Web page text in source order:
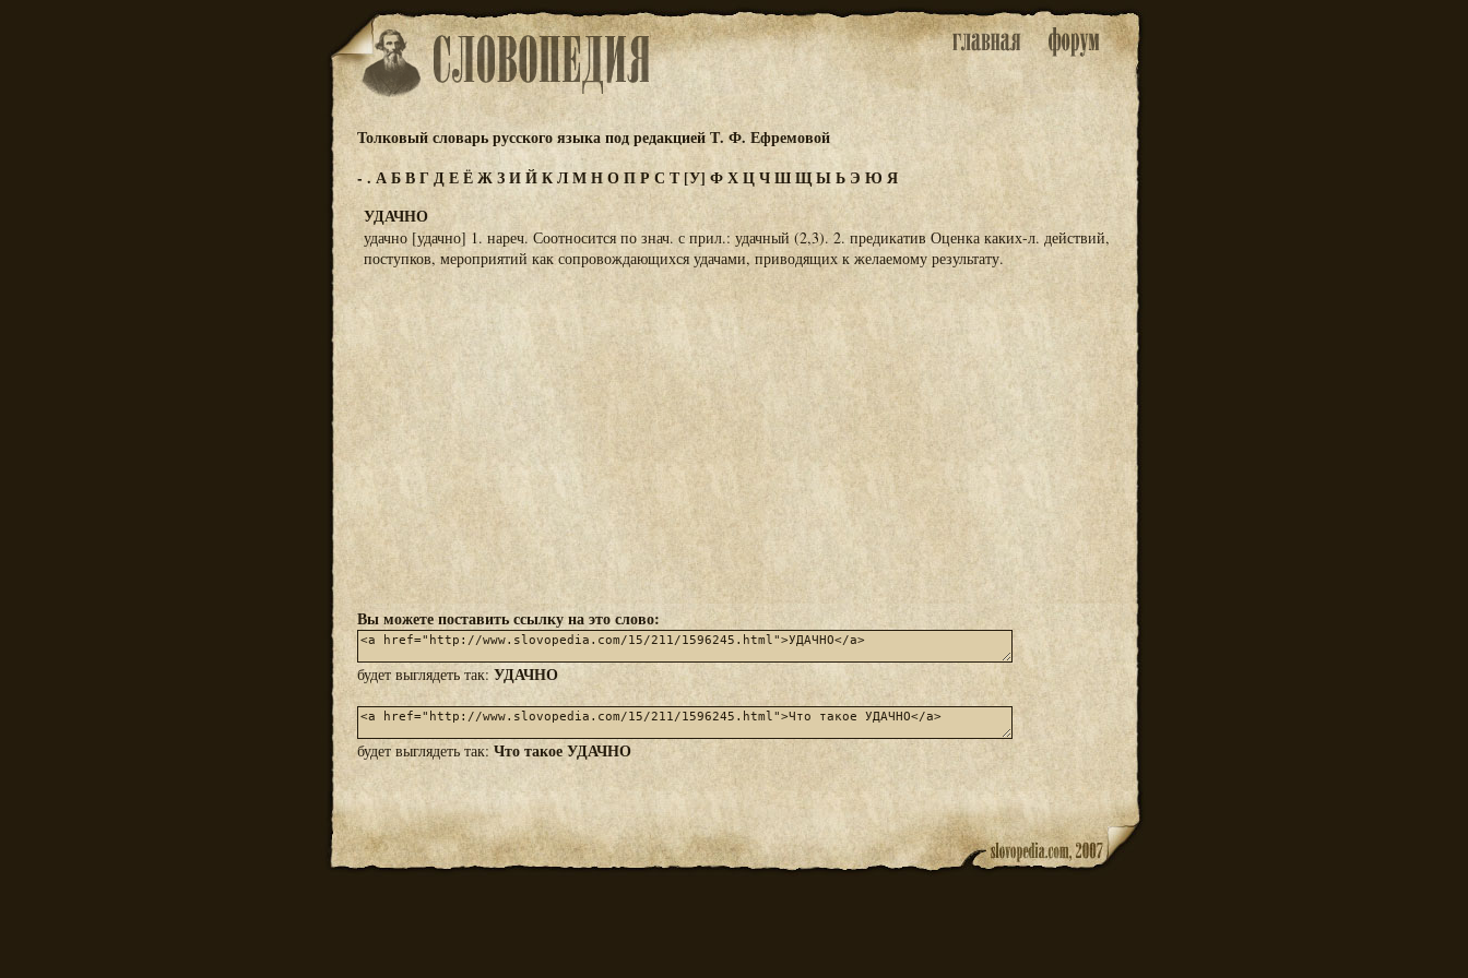
Толковый словарь русского языка под редакцией Т. Ф. Ефремовой
-. АБВГДЕЁЖЗИЙКЛМНОПРС Т[У] ФХЦЧШЩЫЬ Э Ю Я
УДАЧНО
удачно [удачно] 1. нареч. Соотносится по знач. с прил.: удачный (2,3). 2. предикатив Оценка каких-л. действий,
поступков, мероприятий как сопровождающихся удачами, приводящих к желаемому результату.
Вы можете поставить ссылку на это слово:
будет выглядеть так: УДАЧНО
будет выглядеть так:Что такое УДАЧНО